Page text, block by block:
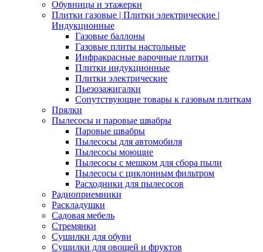
Обувницы и этажерки
Плитки газовые | Плитки электрические |
Индукционные
Газовые баллоны
Газовые плиты настольные
Инфракрасные варочные плитки
Плитки индукционные
Плитки электрические
Пьезозажигалки
Сопутствующие товары к газовым плиткам
Прялки
Пылесосы и паровые швабры
Паровые швабры
Пылесосы для автомобиля
Пылесосы моющие
Пылесосы с мешком для сбора пыли
Пылесосы с циклонным фильтром
Расходники для пылесосов
Радиоприемники
Раскладушки
Садовая мебель
Стремянки
Сушилки для обуви
Сушилки для овощей и фруктов